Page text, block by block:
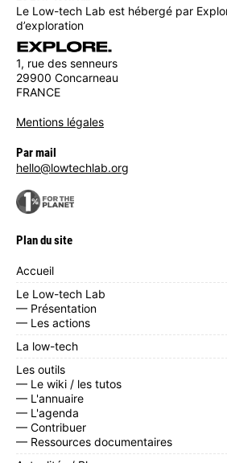
Le Low-tech Lab est hébergé par
d’exploration
1, rue des senneurs
29900 Concarneau
FRANCE
Mentions légales
Par mail
hello@lowtechlab.org
Plan du site
Accueil
Le Low-tech Lab
— Présentation
— Les actions
La low-tech
Les outils
— Le wiki / les tutos
— L'annuaire
— L'agenda
— Contribuer
— Ressources documentaires